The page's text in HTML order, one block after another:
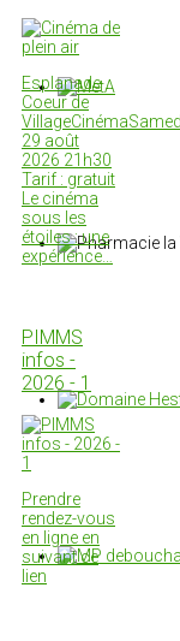
Esplanade
Coeur de
29 août
2026 21h30
Tarif : gratuit
Le cinéma
sous les
étoiles : une
expérience…
PIMMS
infos -
2026 - 1
Prendre
rendez-vous
en ligne en
suivant ce
lien